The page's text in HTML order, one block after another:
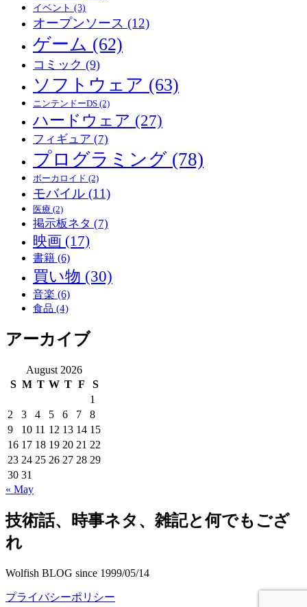
イベント (3)
オープンソース (12)
ゲーム (62)
コミック (9)
ソフトウェア (63)
ニンテンドーDS (2)
ハードウェア (27)
フィギュア (7)
プログラミング (78)
ボーカロイド (2)
モバイル (11)
医療 (2)
掲示板ネタ (7)
映画 (17)
書籍 (6)
買い物 (30)
音楽 (6)
食品 (4)
アーカイブ
August 2026
S M T W T F
S
1
2
3 4 5 6 7
8
9
10 11 12 13 14 15
16 17 18 19 20 21 22
23 24 25 26 27 28 29
30 31
« May
技術話、時事ネタ、雑記と何でもござ
れ
Wolfish BLOG since 1999/05/14
プライバシーポリシー